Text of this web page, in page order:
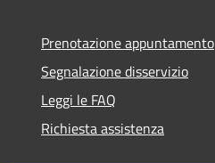
Prenotazione appuntamento
Segnalazione disservizio
Leggi le FAQ
Richiesta assistenza